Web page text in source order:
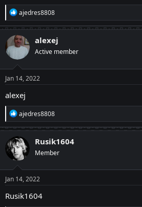
R
e
a
c
t
o
n
s
:
ajedres8808
alexej
Active member
Jan 14, 2022
alexej
R
e
a
c
t
i
o
n
s
:
ajedres8808
Rusik1604
Member
Jan 14, 2022
Rusik1604